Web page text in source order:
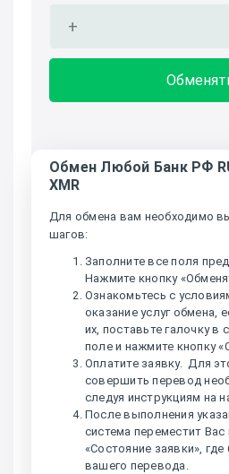
Обмен Любой Банк РФ
XMR
Для обмена вам необходимо
шагов:
Заполните все поля
Нажмите кнопку
Ознакомьтесь с
оказание услуг обмена,
их, поставьте галочку
поле и нажмите кнопку
Оплатите заявку. Для
совершить перевод
следуя инструкциям на
После выполнения
система переместит Вас
«Состояние заявки», где
вашего перевода.